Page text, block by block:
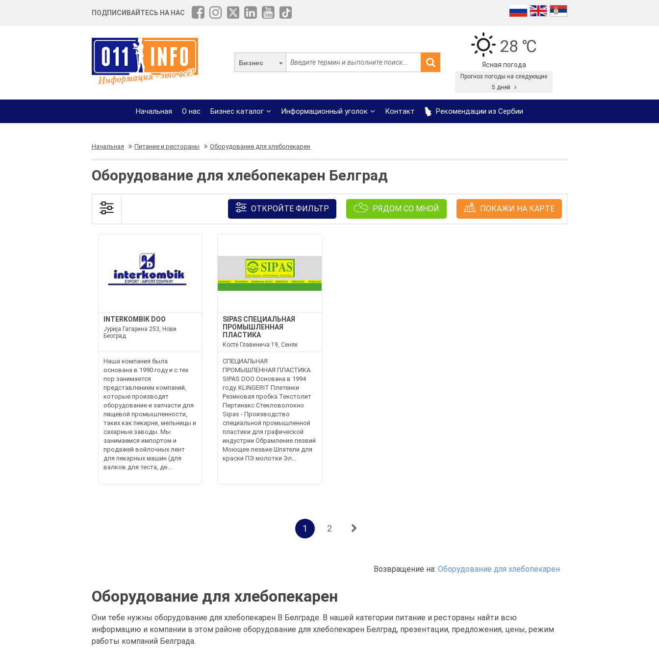
ПОДПИСИВАЙТЕСЬ НА НАС
Бизнес
28 ℃
Ясная погода
Прогноз погоды на следующие
5 дней
Начальная О нас Бизнес каталог Информационный уголок Контакт Рекомендации из Сербии
Начальная Питание и рестораны Оборудование для хлебопекарен
Оборудование для хлебопекарен Белград
ОТКРОЙТЕ ФИЛЬТР РЯДОМ СО МНОЙ ПОКАЖИ НА КАРТЕ
INTERKOMBIK DOO
Јурија Гагарина 253, Нови
Београд
Наша компания была
основана в 1990 году и с тех
пор занимается
представлением компаний,
которые производят
оборудование и запчасти для
пищевой промышленности,
таких как пекарни, мельницы и
сахарные заводы. Мы
занимаемся импортом и
продажей войлочных лент
для пекарных машин (для
валков для теста, де...
SIPAS СПЕЦИАЛЬНАЯ
ПРОМЫШЛЕННАЯ
ПЛАСТИКА
Косте Главинича 19, Сеняк
СПЕЦИАЛЬНАЯ
ПРОМЫШЛЕННАЯ ПЛАСТИКА
SIPAS DOO Основана в 1994
году. KLINGERIT Плетенки
Резиновая пробка Текстолит
Пертинакс Стекловолокно
Sipas - Производство
специальной промышленной
пластики для графической
индустрии Обрамление лезвий
Моющее лезвие Шпатели для
краски ПЭ молотки Эл...
1 2
Возвращение на: Оборудование для хлебопекарен
Оборудование для хлебопекарен
Они тебе нужны оборудование для хлебопекарен В Белграде. В нашей категории питание и рестораны найти всю
информацию и компании в этом районе оборудование для хлебопекарен Белград, презентации, предложения, цены, режим
работы компаний Белграда.